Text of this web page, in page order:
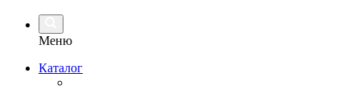
Меню
Каталог